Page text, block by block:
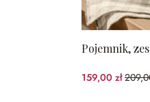
Pojemnik,
159,00 zł